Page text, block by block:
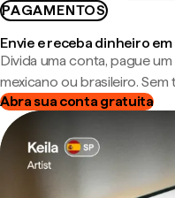
PAGAMENTOS
Envie e receba dinheiro
Divida uma conta, pague
mexicano ou brasileiro.
Abra sua conta gratuita